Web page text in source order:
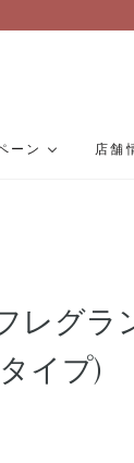
ーン
店舗
レグ
イプ)